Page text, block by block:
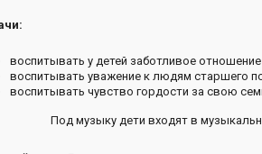
воспитывать у детей заботливое
воспитывать уважение к людям старшего
воспитывать чувство гордости за свою
Под музыку дети входят в